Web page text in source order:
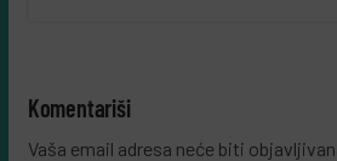
Komentariši
Vaša email adresa neće biti